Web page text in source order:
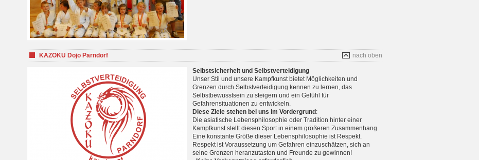
nach oben
KAZOKU Dojo Parndorf
Selbstsicherheit und Selbstverteidigung
Unser Stil und unsere Kampfkunst bietet Möglichkeiten und
Grenzen durch Selbstverteidigung kennen zu lernen, das
Selbstbewusstsein zu steigern und ein Gefühl für
Gefahrensituationen zu entwickeln.
Diese Ziele stehen bei uns im Vordergrund :
Die asiatische Lebensphilosophie oder Tradition hinter einer
Kampfkunst stellt diesen Sport in einem größeren Zusammenhang.
Eine konstante Größe dieser Lebensphilosophie ist Respekt.
Respekt ist Voraussetzung um Gefahren einzuschätzen, sich an
seine Grenzen heranzutasten und Freunde zu gewinnen!